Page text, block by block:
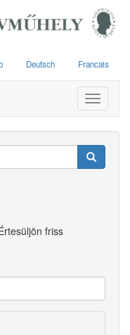
Deutsch Francais
Toggle
friss